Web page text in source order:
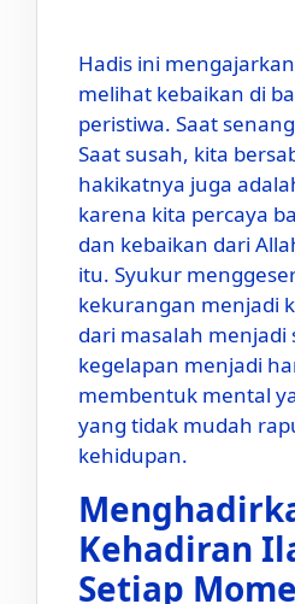
Hadis ini
melihat kebaikan di
peristiwa. Saat
Saat susah, kita
hakikatnya juga
karena kita percaya
dan kebaikan dari
itu. Syukur
kekurangan menjadi
dari masalah menjadi
kegelapan menjadi
membentuk mental
yang tidak mudah
kehidupan.
Kehadiran
Setiap